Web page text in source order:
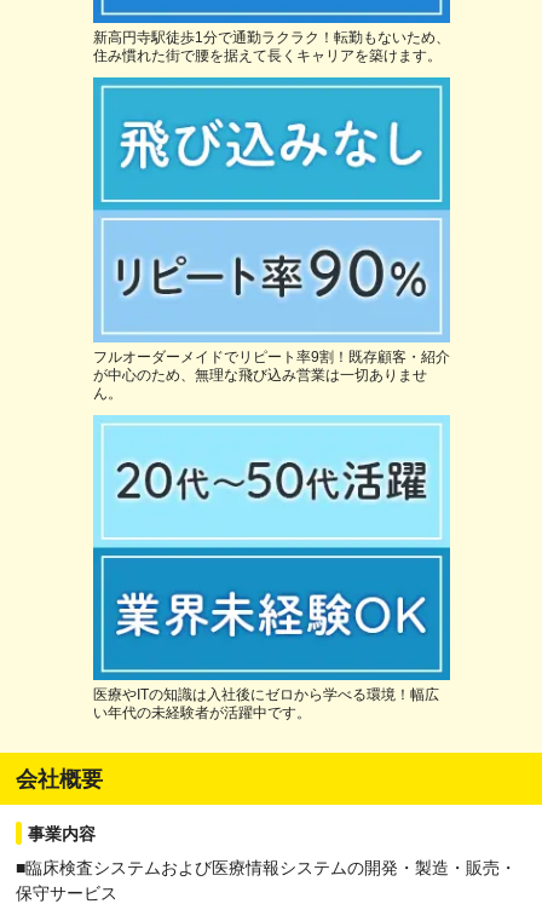
新高円寺駅徒歩1分で通勤ラクラク！転勤もないため、
住み慣れた街で腰を据えて長くキャリアを築けます。
フルオーダーメイドでリピート率9割！既存顧客・紹介
が中心のため、無理な飛び込み営業は一切ありませ
ん。
医療やITの知識は入社後にゼロから学べる環境！幅広
い年代の未経験者が活躍中です。
会社概要
事業内容
■臨床検査システムおよび医療情報システムの開発・製造・販売・
保守サービス